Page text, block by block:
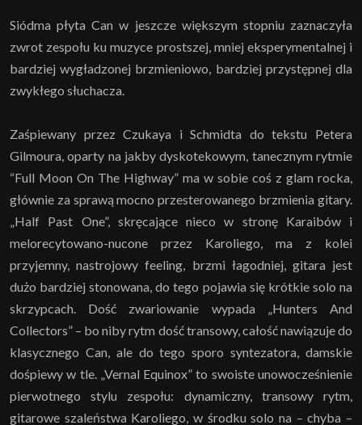
Siódma płyta Can w jeszcze większym stopniu zaznaczyła
zwrot zespołu ku muzyce prostszej, mniej eksperymentalnej i
bardziej wygładzonej brzmieniowo, bardziej przystępnej dla
zwykłego słuchacza.
Zaśpiewany przez Czukaya i Schmidta do tekstu Petera
Gilmoura, oparty na jakby dyskotekowym, tanecznym rytmie
“Full Moon On The Highway” ma w sobie coś z glam rocka,
głównie za sprawą mocno przesterowanego brzmienia gitary.
„Half Past One”, skręcające nieco w stronę Karaibów i
melorecytowano-nucone przez Karoliego, ma z kolei
przyjemny, nastrojowy feeling, brzmi łagodniej, gitara jest
dużo bardziej stonowana, do tego pojawia się krótkie solo na
skrzypcach. Dość zwariowanie wypada „Hunters And
Collectors” – bo niby rytm dość transowy, całość nawiązuje do
klasycznego Can, ale do tego sporo syntezatora, damskie
dośpiewy w tle. „Vernal Equinox” to swoiste unowocześnienie
pierwotnego stylu zespołu: dynamiczny, transowy rytm,
gitarowe szaleństwa Karoliego, w środku solo na – chyba –